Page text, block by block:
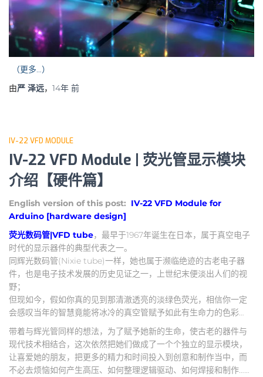
（更多…）
由严 泽远， 14年 前
IV-22 VFD MODULE
IV-22 VFD Module | 荧光管显示模块
介绍【硬件篇】
English version of this post: IV-22 VFD Module for
Arduino [hardware design]
荧光数码管|VFD tube，最早于1967年诞生在日本，属于真空电子
时代的显示器件的典型代表之一。
同辉光数码管(Nixie tube)一样，她也属于濒临绝迹的古老电子器
件，也是电子技术发展的历史见证之一，上世纪末便淡出人们的视
野；
但现如今，假如你真的见到那清澈透亮的淡绿色荧光，相信你一定
会感叹当年的智慧竟能将冰冷的真空管赋予如此有生命力的色彩…
带着与辉光管同样的想法，为了赋予她新的生命，使古老的器件与
现代技术相结合，这次依然把她们做成了一个个独立的显示模块，
让喜爱她的朋友，把更多的精力和时间投入到创意和制作当中，而
不必去烦恼如何产生高压、如何整理逻辑驱动、如何焊接和制作……